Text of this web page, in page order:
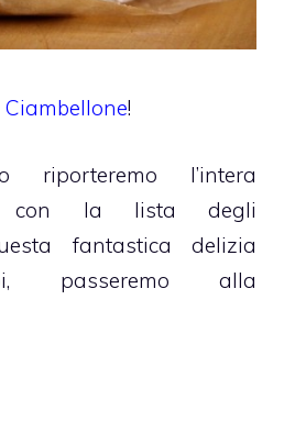
Ciambellone!
l’intera
con la lista degli
fantastica delizia
passeremo alla